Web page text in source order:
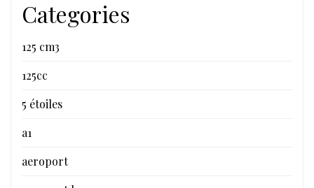
Categories
125 cm3
125cc
5 étoiles
a1
aeroport